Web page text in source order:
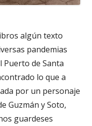
algún texto
pandemias
de Santa
lo que a
por un personaje
Guzmán y Soto,
guardeses